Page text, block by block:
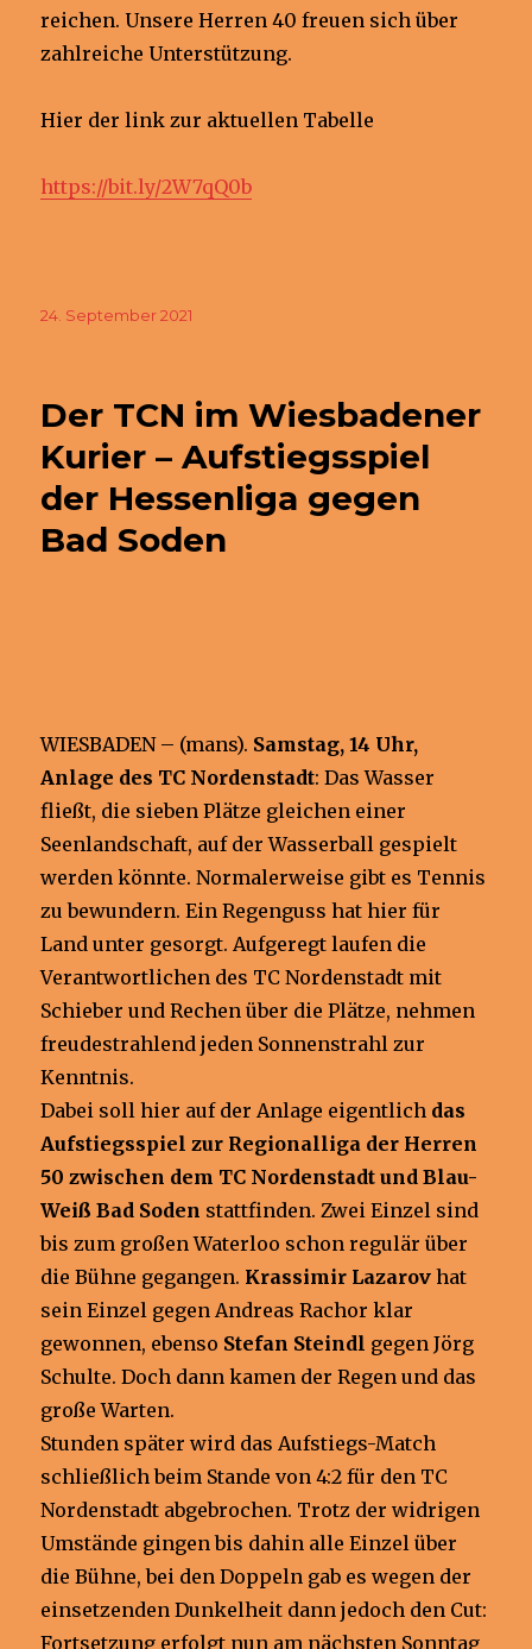
reichen. Unsere Herren 40 freuen sich über
zahlreiche Unterstützung.
Hier der link zur aktuellen Tabelle
https://bit.ly/2W7qQ0b
Veröffentlicht
24. September 2021
Der TCN im Wiesbadener
Kurier – Aufstiegsspiel
der Hessenliga gegen
Bad Soden
WIESBADEN – (mans). Samstag, 14 Uhr,
Anlage des TC Nordenstadt: Das Wasser
fließt, die sieben Plätze gleichen einer
Seenlandschaft, auf der Wasserball gespielt
werden könnte. Normalerweise gibt es Tennis
zu bewundern. Ein Regenguss hat hier für
Land unter gesorgt. Aufgeregt laufen die
Verantwortlichen des TC Nordenstadt mit
Schieber und Rechen über die Plätze, nehmen
freudestrahlend jeden Sonnenstrahl zur
Kenntnis.
Dabei soll hier auf der Anlage eigentlich das
Aufstiegsspiel zur Regionalliga der Herren
50 zwischen dem TC Nordenstadt und Blau-
Weiß Bad Soden stattfinden. Zwei Einzel sind
bis zum großen Waterloo schon regulär über
die Bühne gegangen. Krassimir Lazarov hat
sein Einzel gegen Andreas Rachor klar
gewonnen, ebenso Stefan Steindl gegen Jörg
Schulte. Doch dann kamen der Regen und das
große Warten.
Stunden später wird das Aufstiegs-Match
schließlich beim Stande von 4:2 für den TC
Nordenstadt abgebrochen. Trotz der widrigen
Umstände gingen bis dahin alle Einzel über
die Bühne, bei den Doppeln gab es wegen der
einsetzenden Dunkelheit dann jedoch den Cut:
Fortsetzung erfolgt nun am nächsten Sonntag